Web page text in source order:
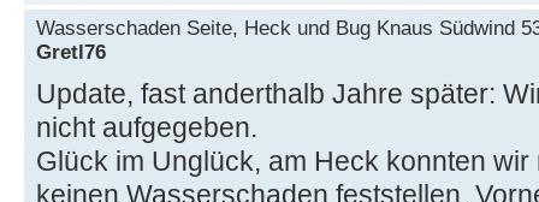
Wasserschaden Seite, Heck und Bug Knaus Südwind
Gretl76
Update, fast anderthalb Jahre später:
nicht aufgegeben.
Glück im Unglück, am Heck konnten
keinen Wasserschaden feststellen.